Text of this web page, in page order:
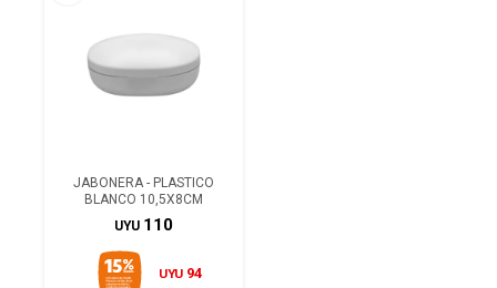
JABONERA - PLASTICO
BLANCO 10,5X8CM
UYU 110
UYU 94